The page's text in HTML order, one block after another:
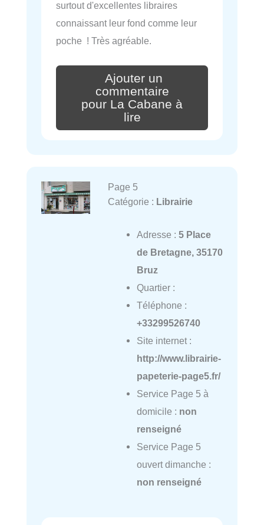
surtout d'excellentes libraires
connaissant leur fond comme leur
poche ! Très agréable.
Ajouter un
commentaire
pour La Cabane à
lire
Page 5
Catégorie : Librairie
Adresse : 5 Place
de Bretagne, 35170
Bruz
Quartier :
Téléphone :
+33299526740
Site internet :
http://www.librairie-
papeterie-page5.fr/
Service Page 5 à
domicile : non
renseigné
Service Page 5
ouvert dimanche :
non renseigné